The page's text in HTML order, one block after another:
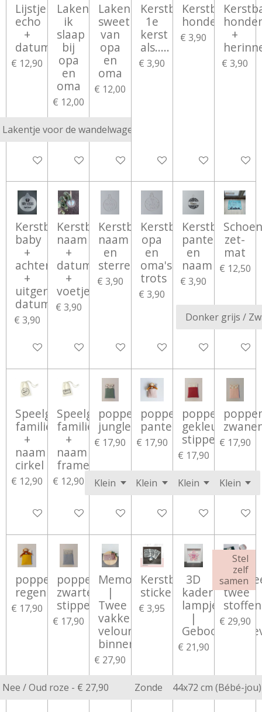
Lijstje
echo
+
datum
€ 12,90
Bekijk details
Lakentje
ik
slaap
bij
opa
en
oma
€ 12,00
Bekijk details
Lakentje
sweetheart
van
opa
en
oma
€ 12,00
Bekijk details
Kerstbal
1e
kerst
als.....
€ 3,90
Bekijk details
Kerstbal
hondenpoot
€ 3,90
Bekijk details
+
€ 3,90
Bekijk
Kerstbal
baby
+
achternaam
+
uitgerekende
datum
€ 3,90
Bekijk details
Kerstbal
naam
+
datum
+
voetjes
€ 3,90
Bekijk details
Kerstbal
naam
en
sterren
€ 3,90
Bekijk details
Kerstbal
opa
en
oma's
trots
€ 3,90
Bekijk details
Kerstbal
panter
en
naam
€ 3,90
Bekijk details
zet-
mat
€ 12,50
Bekijk
Speelgoedzak
familie
+
naam
cirkel
€ 12,90
Bekijk details
Speelgoedzak
familie
+
naam
frame
€ 12,90
Bekijk details
poppenbedje
jungle
€ 17,90
In winkelwagen
poppenbedje
panter
€ 17,90
In winkelwagen
poppenbedje
gekleurde
stippen
€ 17,90
In winkelwagen
€ 17,90
In
poppenbedje
regenboogjes
€ 17,90
poppenbedje
zwarte
stippen
€ 17,90
Memorybox
|
Twee
vakken
velours
binnenkant
€ 27,90
Kerstbal
stickers
€ 3,95
3D
kader
lampjes
|
€ 21,90
Stel
zelf
samen
twee
stoffen
€ 29,90